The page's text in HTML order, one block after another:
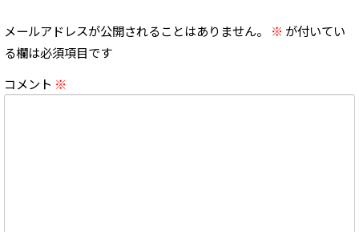
メールアドレスが公開されることはありません。 ※ が付いてい
る欄は必須項目です
コメント ※